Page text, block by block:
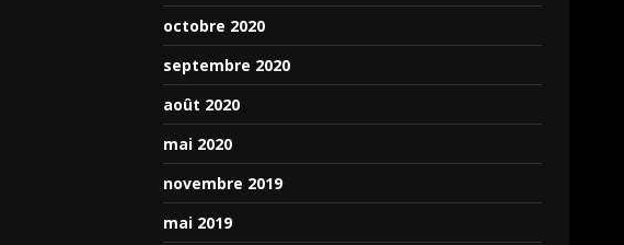
octobre 2020
septembre 2020
août 2020
mai 2020
novembre 2019
mai 2019